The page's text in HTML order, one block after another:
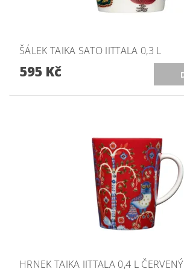
ŠÁLEK TAIKA SATO IITTALA 0,3 L
595 Kč
HRNEK TAIKA IITTALA 0,4 L ČERVENÝ